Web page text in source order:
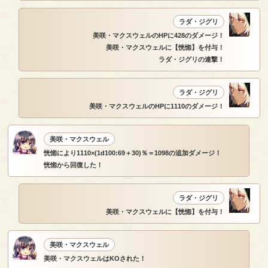
ラダ・ジグリ
美咲・マクスウェルのHPに428のダメージ！
美咲・マクスウェルに【恍惚】を付与！
ラダ・ジグリの連撃！
ラダ・ジグリ
美咲・マクスウェルのHPに1110のダメージ！
美咲・マクスウェル
恍惚により1110×(1d100:69＋30)％＝1098の追加ダメージ！
恍惚から回復した！
ラダ・ジグリ
美咲・マクスウェルに【恍惚】を付与！
美咲・マクスウェル
美咲・マクスウェルはKOされた！